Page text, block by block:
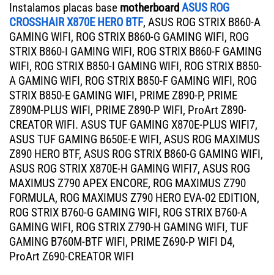
Instalamos placas base motherboardASUS ROG
CROSSHAIR X870E HERO BTF, ASUS ROG STRIX B860-A
GAMING WIFI, ROG STRIX B860-G GAMING WIFI, ROG
STRIX B860-I GAMING WIFI, ROG STRIX B860-F GAMING
WIFI, ROG STRIX B850-I GAMING WIFI, ROG STRIX B850-
A GAMING WIFI, ROG STRIX B850-F GAMING WIFI, ROG
STRIX B850-E GAMING WIFI, PRIME Z890-P, PRIME
Z890M-PLUS WIFI, PRIME Z890-P WIFI, ProArt Z890-
CREATOR WIFI. ASUS TUF GAMING X870E-PLUS WIFI7,
ASUS TUF GAMING B650E-E WIFI, ASUS ROG MAXIMUS
Z890 HERO BTF, ASUS ROG STRIX B860-G GAMING WIFI,
ASUS ROG STRIX X870E-H GAMING WIFI7, ASUS ROG
MAXIMUS Z790 APEX ENCORE, ROG MAXIMUS Z790
FORMULA, ROG MAXIMUS Z790 HERO EVA-02 EDITION,
ROG STRIX B760-G GAMING WIFI, ROG STRIX B760-A
GAMING WIFI, ROG STRIX Z790-H GAMING WIFI, TUF
GAMING B760M-BTF WIFI, PRIME Z690-P WIFI D4,
ProArt Z690-CREATOR WIFI